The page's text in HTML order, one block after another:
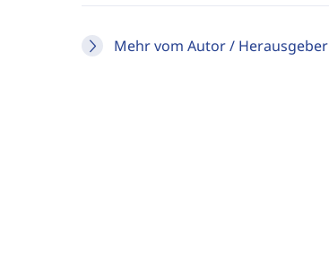
Mehr vom Autor / Herausgeber